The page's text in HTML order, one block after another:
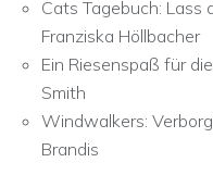
Cats Tagebuch: Lass
Franziska Höllbacher
Ein Riesenspaß für
Smith
Windwalkers:
Brandis